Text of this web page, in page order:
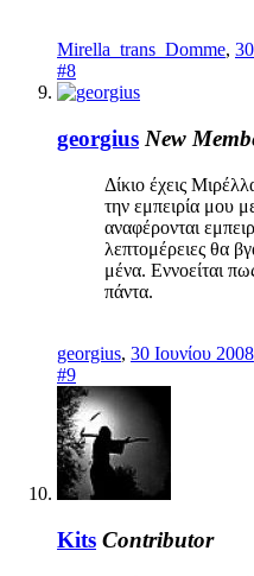
Mirella_trans_Domme,
#8
georgius New
Δίκιο έχεις
την εμπειρία μου
αναφέρονται
λεπτομέρειες θα
μένα. Εννοείται
πάντα.
georgius, 30 Ιουνίου 2008
#9
Kits Contributor